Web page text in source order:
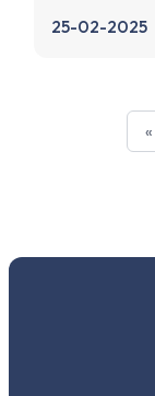
25-02-2025